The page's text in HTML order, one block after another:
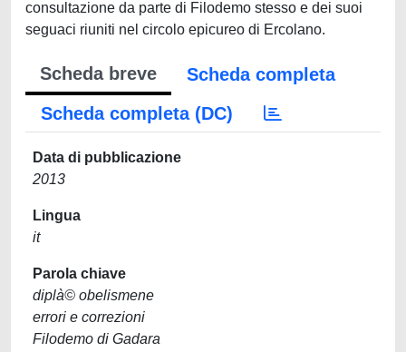
consultazione da parte di Filodemo stesso e dei suoi
seguaci riuniti nel circolo epicureo di Ercolano.
Scheda breve
Scheda completa
Scheda completa (DC)
Data di pubblicazione
2013
Lingua
it
Parola chiave
diplà© obelismene
errori e correzioni
Filodemo di Gadara